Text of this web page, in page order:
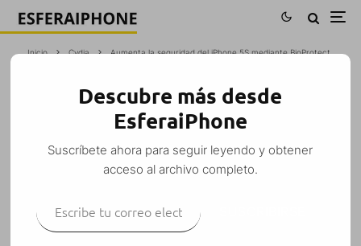
Inicio Cydia Aumenta la seguridad del iPhone 5S mediante BioProtect
AUMENTA LA SEGURIDAD DEL IPHONE
5S MEDIANTE BIOPROTECT
Christian D. Pérez · Cydia iPhone 5S Jailbreak · 11 enero, 2014
1 Minuto de lectura
Descubre más desde
EsferaiPhone
Suscríbete ahora para seguir leyendo y obtener
acceso al archivo completo.